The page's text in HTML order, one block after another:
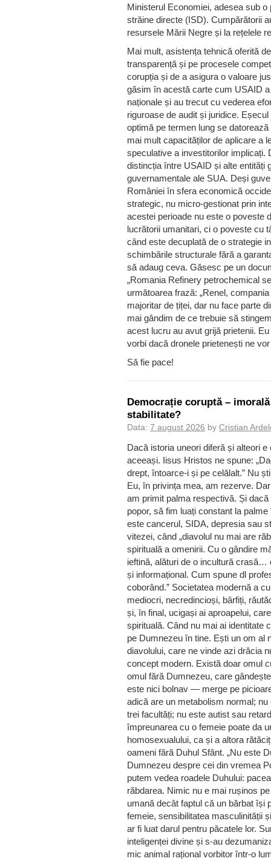
Ministerul Economiei, adesea sub
străine directe (ISD). Cumpărătorii
resursele Mării Negre și la rețelele
Mai mult, asistența tehnică oferită
transparență și pe procesele
corupția și de a asigura o valoare
găsim în acestă carte cum USAID
naționale și au trecut cu vederea
riguroase de audit și juridice.
optimă pe termen lung se
mai mult capacităților de aplicare a
speculative a investitorilor implicați.
distincția între USAID și alte entități
guvernamentale ale SUA. Deși
României în sfera economică
strategic, nu micro-gestionat prin
acestei perioade nu este o poveste
lucrătorii umanitari, ci o poveste cu
când este decuplată de o strategie
schimbările structurale fără a
să adaug ceva. Găsesc pe un
„Romania Refinery petrochemical
următoarea frază: „Renel,
majoritar de țiței, dar nu face parte
mai gândim de ce trebuie să
acest lucru au avut grijă prietenii.
vorbi dacă dronele prietenești ne
Să fie pace!
Democrație coruptă –
stabilitate?
Data: 7 august 2026 by Cristian
Dacă istoria uneori diferă și alteori
aceeași. Iisus Hristos ne spune:
drept, întoarce-i și pe celălalt.” Nu
Eu, în privința mea, am rezerve.
am primit palma respectivă. Și
popor, să fim luați constant la
este cancerul, SIDA, depresia sau
vitezei, când „diavolul nu mai are
spirituală a omenirii. Cu o gândire
ieftină, alături de o incultură crasă…
și informațional. Cum spune dl
coborând.” Societatea modernă a
mediocri, necredincioși, bârfiți,
și, în final, ucigași ai aproapelui,
spirituală. Când nu mai ai identitate
pe Dumnezeu în tine. Ești un om al
diavolului, care ne vinde azi drăcia
concept modern. Există doar omul
omul fără Dumnezeu, care
este nici bolnav — merge pe
adică are un metabolism normal;
trei facultăți; nu este autist sau
împreunarea cu o femeie poate da
homosexualului, ca și a altora
oameni fără Duhul Sfânt. „Nu este
Dumnezeu despre cei din vremea
putem vedea roadele Duhului:
răbdarea. Nimic nu e mai rușinos
umană decât faptul că un bărbat își
femeie, sensibilitatea masculinității
ar fi luat darul pentru păcatele lor.
inteligenței divine și s-au
mic animal rațional vorbitor într-o